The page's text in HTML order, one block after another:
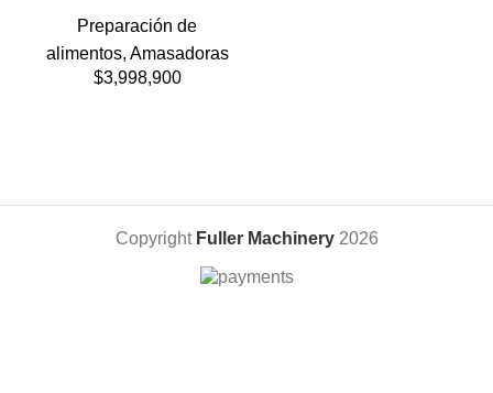
Preparación de
alimentos, Amasadoras
$3,998,900
Copyright Fuller Machinery 2026